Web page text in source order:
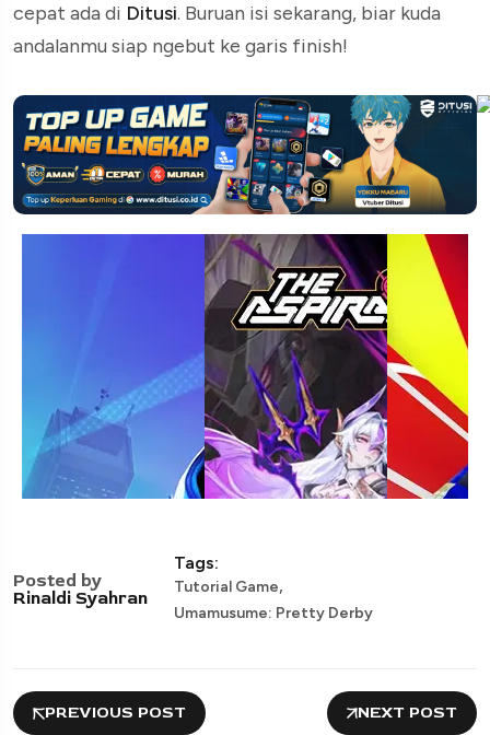
cepat ada di Ditusi. Buruan isi sekarang, biar kuda
andalanmu siap ngebut ke garis finish!
Posted by
Rinaldi Syahran
Tags:
Tutorial Game,
Umamusume: Pretty Derby
PREVIOUS POST NEXT POST